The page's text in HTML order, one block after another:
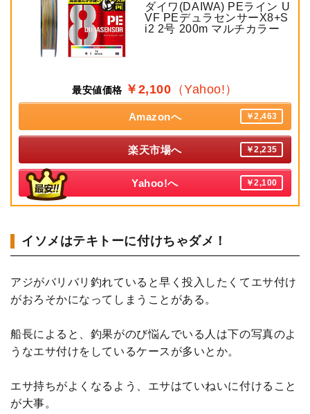
ダイワ(DAIWA) PEライン U
VF PEデュラセンサーX8+S
i2 2号 200m マルチカラー
最安値価格 ￥2,100 （Yahoo!）
Amazonへ ￥2,463
楽天市場へ ￥2,235
Yahoo!へ ￥2,100
イソメはテキトーに付けちゃダメ！
アジがバリバリ釣れていると早く投入したくてエサ付け
がおろそかになってしまうことがある。
船長によると、釣果がのび悩んでいる人は下の写真のよ
うなエサ付けをしているケースが多いとか。
エサ持ちがよくなるよう、エサはていねいに付けること
が大事。